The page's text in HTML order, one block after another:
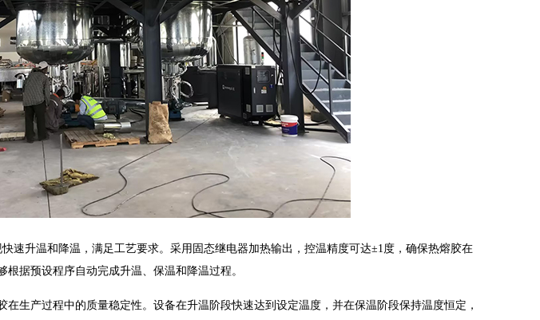
速升温和降温，满足工艺要求。采用固态继电器加热输出，控温精度可达±1度，确保热熔胶在
据预设程序自动完成升温、保温和降温过程。
生产过程中的质量稳定性。设备在升温阶段快速达到设定温度，并在保温阶段保持温度恒定，